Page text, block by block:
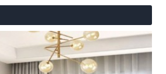
tân cổ điển chùm 6 bóng.